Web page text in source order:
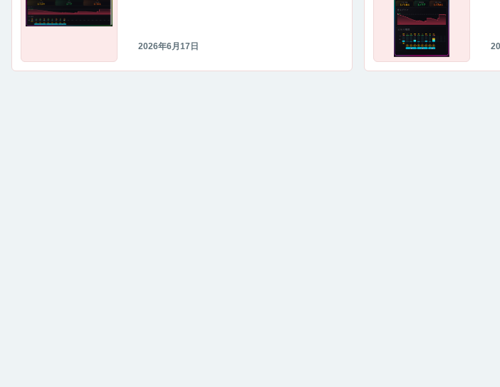
2026年6月17日